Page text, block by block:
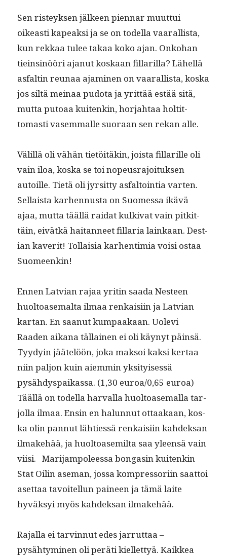
Sen risteyk­sen jäl­keen pien­nar muut­tui
oikeasti kapeak­si ja se on todel­la vaar­al­lista,
kun rekkaa tulee takaa koko ajan. Onko­han
tieinsinööri ajanut koskaan fil­lar­il­la? Lähel­lä
asfaltin reunaa ajami­nen on vaar­al­lista, kos­ka
jos siltä meinaa pudo­ta ja yrit­tää estää sitä,
mut­ta putoaa kuitenkin, hor­jah­taa holtit­
tomasti vasem­malle suo­raan sen rekan alle.
Välil­lä oli vähän tietöitäkin, joista fil­lar­ille oli
vain iloa, kos­ka se toi nopeusra­joituk­sen
autoille. Tietä oli jyr­sit­ty asfal­toin­tia varten.
Sel­l­aista karhen­nus­ta on Suomes­sa ikävä
ajaa, mut­ta tääl­lä rai­dat kulki­vat vain pitkit­
täin, eivätkä hai­tan­neet fil­lar­ia lainkaan. Des­t­
ian kaver­it! Tol­laisia karhen­timia voisi ostaa
Suomeenkin!
Ennen Lat­vian rajaa yritin saa­da Nes­teen
huoltoase­mal­ta ilmaa renkaisi­in ja Lat­vian
kar­tan. En saanut kumpaakaan. Uole­vi
Raaden aikana täl­lainen ei oli käynyt päin­sä.
Tyy­dyin jäätelöön, joka mak­soi kak­si ker­taa
niin paljon kuin aiem­min yksi­tyisessä
pysähdy­s­paikas­sa. (1,30 euroa/0,65 euroa)
Tääl­lä on todel­la har­val­la huoltoase­mal­la tar­
jol­la ilmaa. Ensin en halun­nut ottaakaan, kos­
ka olin pan­nut lähtiessä renkaisi­in kahdek­san
ilmake­hää, ja huoltoasemil­ta saa yleen­sä vain
viisi. Mar­i­jam­poleessa bon­gasin kuitenkin
Stat Oilin ase­man, jos­sa kom­pres­sori­in saat­toi
aset­taa tavoitel­lun paineen ja tämä laite
hyväksyi myös kahdek­san ilmakehää.
Rajal­la ei tarvin­nut edes jar­rut­taa –
pysähtymi­nen oli peräti kiel­let­tyä. Kaikkea